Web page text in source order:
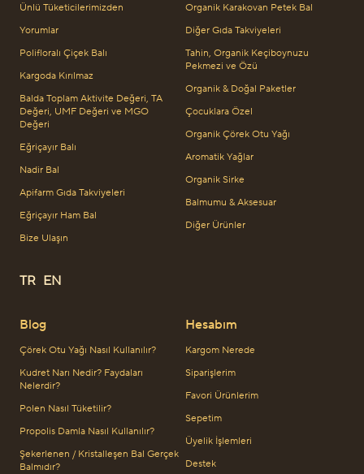
Ünlü Tüketicilerimizden
Yorumlar
Polifloralı Çiçek Balı
Kargoda Kırılmaz
Balda Toplam Aktivite Değeri, TA
Değeri, UMF Değeri ve MGO
Değeri
Eğriçayır Balı
Nadir Bal
Apifarm Gıda Takviyeleri
Eğriçayır Ham Bal
Bize Ulaşın
TR EN
Blog
Çörek Otu Yağı Nasıl Kullanılır?
Kudret Narı Nedir? Faydaları
Nelerdir?
Polen Nasıl Tüketilir?
Propolis Damla Nasıl Kullanılır?
Şekerlenen / Kristalleşen Bal Gerçek
Balmıdır?
Organik Karakovan Petek Bal
Diğer Gıda Takviyeleri
Tahin, Organik Keçiboynuzu
Pekmezi ve Özü
Organik & Doğal Paketler
Çocuklara Özel
Organik Çörek Otu Yağı
Aromatik Yağlar
Organik Sirke
Balmumu & Aksesuar
Diğer Ürünler
Hesabım
Kargom Nerede
Siparişlerim
Favori Ürünlerim
Sepetim
Üyelik İşlemleri
Destek